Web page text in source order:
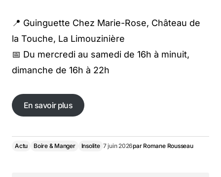
📍 Guinguette Chez Marie-Rose, Château de
la Touche, La Limouzinière
📅 Du mercredi au samedi de 16h à minuit,
dimanche de 16h à 22h
En savoir plus
En savoir plus
Actu Boire & Manger Insolite 7 juin 2026par Romane Rousseau